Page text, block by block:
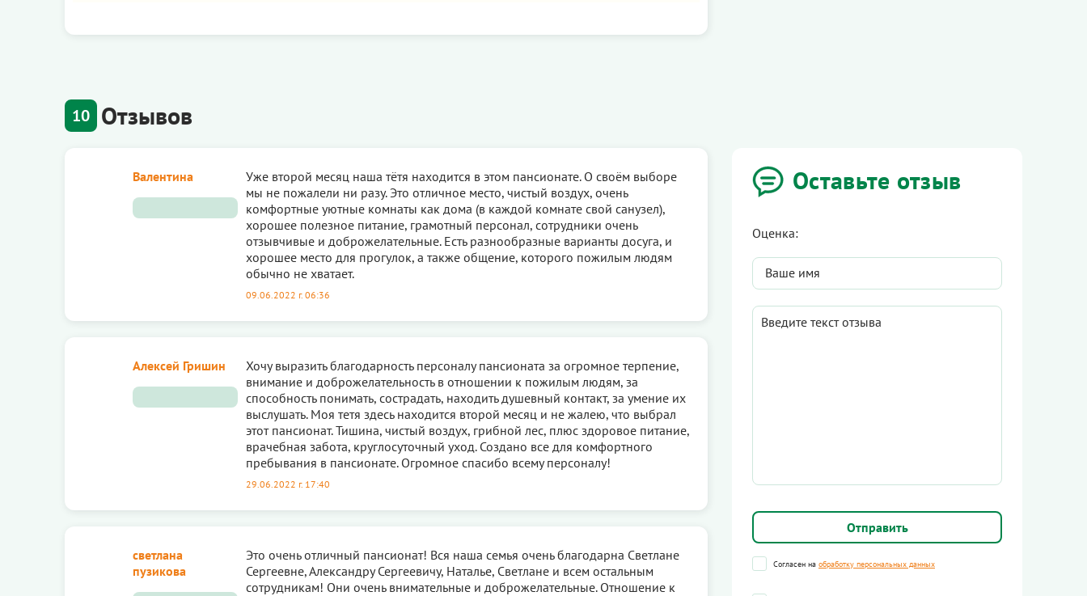
10 Отзывов
Оставьте отзыв
Оценка:
Согласен на обработку персональных данных
Валентина
Уже второй месяц наша тётя находится в этом пансионате. О своём выборе
мы не пожалели ни разу. Это отличное место, чистый воздух, очень
комфортные уютные комнаты как дома (в каждой комнате свой санузел),
хорошее полезное питание, грамотный персонал, сотрудники очень
отзывчивые и доброжелательные. Есть разнообразные варианты досуга, и
хорошее место для прогулок, а также общение, которого пожилым людям
обычно не хватает.
09.06.2022 г. 06:36
Алексей Гришин
Хочу выразить благодарность персоналу пансионата за огромное терпение,
внимание и доброжелательность в отношении к пожилым людям, за
способность понимать, сострадать, находить душевный контакт, за умение их
выслушать. Моя тетя здесь находится второй месяц и не жалею, что выбрал
этот пансионат. Тишина, чистый воздух, грибной лес, плюс здоровое питание,
врачебная забота, круглосуточный уход. Создано все для комфортного
пребывания в пансионате. Огромное спасибо всему персоналу!
29.06.2022 г. 17:40
светлана
пузикова
Это очень отличный пансионат! Вся наша семья очень благодарна Светлане
Сергеевне, Александру Сергеевичу, Наталье, Светлане и всем остальным
сотрудникам! Они очень внимательные и доброжелательные. Отношение к